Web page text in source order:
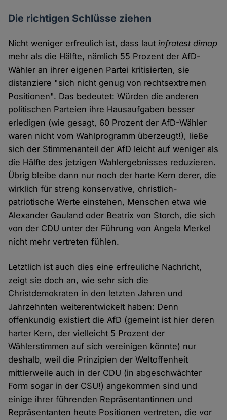
Die richtigen Schlüsse ziehen
Nicht weniger erfreulich ist, dass lautinfratest dimap
mehr als die Hälfte, nämlich 55 Prozent der AfD-
Wähler an ihrer eigenen Partei kritisierten, sie
distanziere "sich nicht genug von rechtsextremen
Positionen". Das bedeutet: Würden die anderen
politischen Parteien ihre Hausaufgaben besser
erledigen (wie gesagt, 60 Prozent der AfD-Wähler
waren nicht vom Wahlprogramm überzeugt!), ließe
sich der Stimmenanteil der AfD leicht auf weniger als
die Hälfte des jetzigen Wahlergebnisses reduzieren.
Übrig bleibe dann nur noch der harte Kern derer, die
wirklich für streng konservative, christlich-
patriotische Werte einstehen, Menschen etwa wie
Alexander Gauland oder Beatrix von Storch, die sich
von der CDU unter der Führung von Angela Merkel
nicht mehr vertreten fühlen.
Letztlich ist auch dies eine erfreuliche Nachricht,
zeigt sie doch an, wie sehr sich die
Christdemokraten in den letzten Jahren und
Jahrzehnten weiterentwickelt haben: Denn
offenkundig existiert die AfD (gemeint ist hier deren
harter Kern, der vielleicht 5 Prozent der
Wählerstimmen auf sich vereinigen könnte) nur
deshalb, weil die Prinzipien der Weltoffenheit
mittlerweile auch in der CDU (in abgeschwächter
Form sogar in der CSU!) angekommen sind und
einige ihrer führenden Repräsentantinnen und
Repräsentanten heute Positionen vertreten, die vor